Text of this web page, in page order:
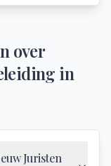
over
in
Juristen